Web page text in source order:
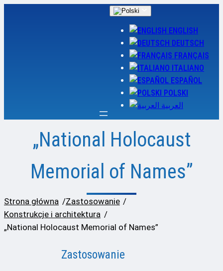
ENGLISH
DEUTSCH
FRANÇAIS
ITALIANO
ESPAÑOL
POLSKI
العربية
„National Holocaust
Memorial of Names”
Strona główna /Zastosowanie /
Konstrukcje i architektura /
„National Holocaust Memorial of Names”
Zastosowanie